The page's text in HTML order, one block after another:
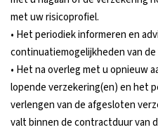
met uw risicoprofiel.
• Het periodiek informeren en
continuatiemogelijkheden van
• Het na overleg met u opnieuw
lopende verzekering(en) en het
verlengen van de afgesloten
valt binnen de contractduur van